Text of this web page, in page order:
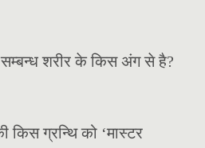
शरीर के किस अंग से है?
किस ग्रन्थि को ‘मास्टर